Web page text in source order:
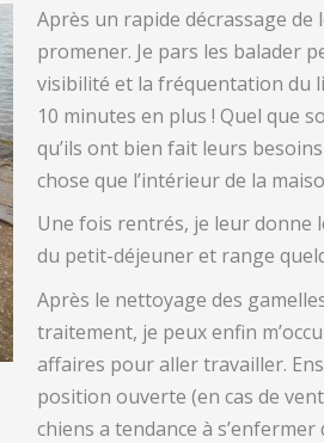
Après un rapide décrassage de
promener. Je pars les balader
visibilité et la fréquentation du
10 minutes en plus ! Quel que
qu’ils ont bien fait leurs
chose que l’intérieur de la
Une fois rentrés, je leur donne
du petit-déjeuner et range
Après le nettoyage des
traitement, je peux enfin
affaires pour aller travailler.
position ouverte (en cas de
chiens a tendance à s’enfermer